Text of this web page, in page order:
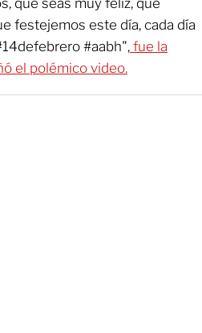
festejemos este día, cada día
#aabh", fue la
el polémico video.